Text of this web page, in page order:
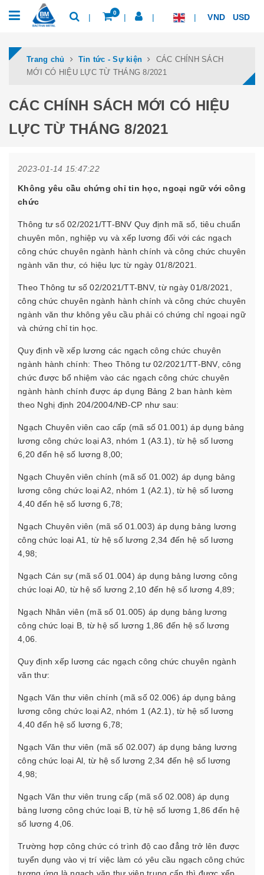
0 VND USD
Trang chủ Tin tức - Sự kiện
CÁC CHÍNH SÁCH
MỚI CÓ HIỆU LỰC TỪ THÁNG 8/2021
CÁC CHÍNH SÁCH MỚI CÓ HIỆU
LỰC TỪ THÁNG 8/2021
2023-01-14 15:47:22
Không yêu cầu chứng chỉ tin học, ngoại ngữ với công
chức
Thông tư số 02/2021/TT-BNV Quy định mã số, tiêu chuẩn
chuyên môn, nghiệp vụ và xếp lương đối với các ngạch
công chức chuyên ngành hành chính và công chức chuyên
ngành văn thư, có hiệu lực từ ngày 01/8/2021.
Theo Thông tư số 02/2021/TT-BNV, từ ngày 01/8/2021,
công chức chuyên ngành hành chính và công chức chuyên
ngành văn thư không yêu cầu phải có chứng chỉ ngoại ngữ
và chứng chỉ tin học.
Quy định về xếp lương các ngạch công chức chuyên
ngành hành chính: Theo Thông tư 02/2021/TT-BNV, công
chức được bổ nhiệm vào các ngạch công chức chuyên
ngành hành chính được áp dụng Bảng 2 ban hành kèm
theo Nghị định 204/2004/NĐ-CP như sau:
Ngạch Chuyên viên cao cấp (mã số 01.001) áp dụng bảng
lương công chức loại A3, nhóm 1 (A3.1), từ hệ số lương
6,20 đến hệ số lương 8,00;
Ngạch Chuyên viên chính (mã số 01.002) áp dụng bảng
lương công chức loại A2, nhóm 1 (A2.1), từ hệ số lương
4,40 đến hệ số lương 6,78;
Ngạch Chuyên viên (mã số 01.003) áp dụng bảng lương
công chức loại A1, từ hệ số lương 2,34 đến hệ số lương
4,98;
Ngạch Cán sự (mã số 01.004) áp dụng bảng lương công
chức loại A0, từ hệ số lương 2,10 đến hệ số lương 4,89;
Ngạch Nhân viên (mã số 01.005) áp dụng bảng lương
công chức loại B, từ hệ số lương 1,86 đến hệ số lương
4,06.
Quy định xếp lương các ngạch công chức chuyên ngành
văn thư:
Ngạch Văn thư viên chính (mã số 02.006) áp dụng bảng
lương công chức loại A2, nhóm 1 (A2.1), từ hệ số lương
4,40 đến hệ số lương 6,78;
Ngạch Văn thư viên (mã số 02.007) áp dụng bảng lương
công chức loại Al, từ hệ số lương 2,34 đến hệ số lương
4,98;
Ngạch Văn thư viên trung cấp (mã số 02.008) áp dụng
bảng lương công chức loại B, từ hệ số lương 1,86 đến hệ
số lương 4,06.
Trường hợp công chức có trình độ cao đẳng trở lên được
tuyển dụng vào vị trí việc làm có yêu cầu ngạch công chức